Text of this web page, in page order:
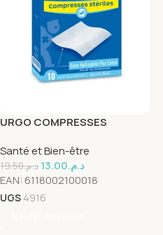
URGO COMPRESSES
20cmX20cm
Santé et Bien-être
د.م.19.50 د.م.13.00
EAN: 6118002100018
UGS 4916